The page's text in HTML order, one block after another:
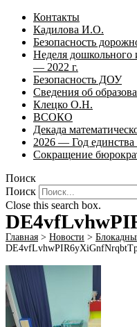
Контакты
Кадилова И.О.
Безопасность
Неделя дошкольного
— 2022 г.
Безопасность ДОУ
Сведения об
Клецко О.Н.
ВСОКО
Декада
2026 — Год единства
Сокращение
Поиск
Поиск
Close this search box.
Главная > Новости >